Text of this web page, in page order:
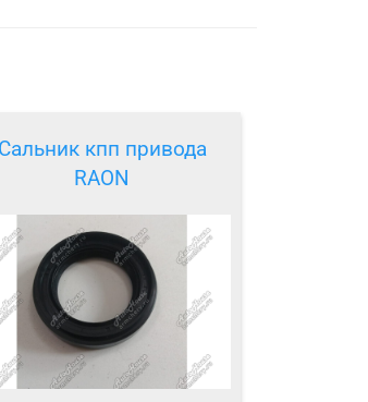
Сальник кпп привода
RAON